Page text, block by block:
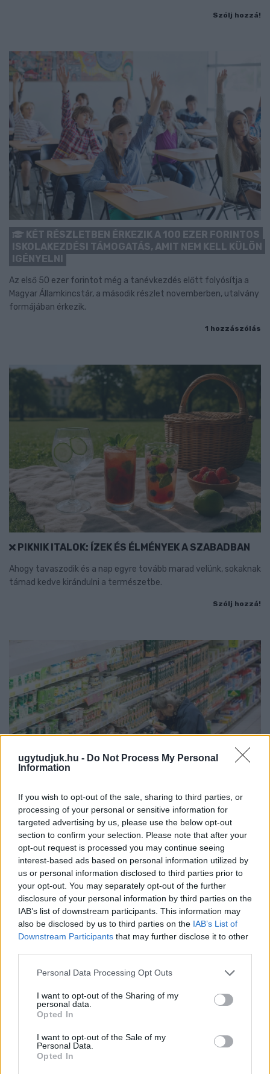
ugytudjuk.hu - Do Not Process My Personal
Information
If you wish to opt-out of the sale, sharing to third parties, or
processing of your personal or sensitive information for
targeted advertising by us, please use the below opt-out
section to confirm your selection. Please note that after your
opt-out request is processed you may continue seeing
interest-based ads based on personal information utilized by
us or personal information disclosed to third parties prior to
your opt-out. You may separately opt-out of the further
disclosure of your personal information by third parties on the
IAB’s list of downstream participants. This information may
also be disclosed by us to third parties on the IAB’s List of
Downstream Participants that may further disclose it to other
Please note that this website/app uses one or more Google
not limited to your visit or usage behaviour. You may click to
grant or deny consent to Google and its third-party tags to
use your data for below specified purposes in below Google
consent section.
Personal Data Processing Opt Outs
I want to opt-out of the Sharing of my
personal data.
Opted In
I want to opt-out of the Sale of my
Personal Data.
Opted In
Szólj hozzá!
KÉT RÉSZLETBEN ÉRKEZIK A 100 EZER FORINTOS
ISKOLAKEZDÉSI TÁMOGATÁS, AMIT NEM KELL KÜLÖN
IGÉNYELNI
Az első 50 ezer forintot még a tanévkezdés előtt folyósítja a
Magyar Államkincstár, a második részlet novemberben, utalvány
formájában érkezik.
1 hozzászólás
PIKNIK ITALOK: ÍZEK ÉS ÉLMÉNYEK A SZABADBAN
Ahogy tavaszodik és a nap egyre tovább marad velünk, sokaknak
támad kedve kirándulni a természetbe.
Szólj hozzá!
ÖRÖMHÍR: TÍZ ÉVE NEM VOLT ILYEN ALACSONY AZ
INFLÁCIÓ MAGYARORSZÁGON
Júliusban mindössze 1,2 százalékkal emelkedtek éves
összevetésben a fogyasztói árak, miközben az élelmiszerek ára
már csökkent.
Szólj hozzá!